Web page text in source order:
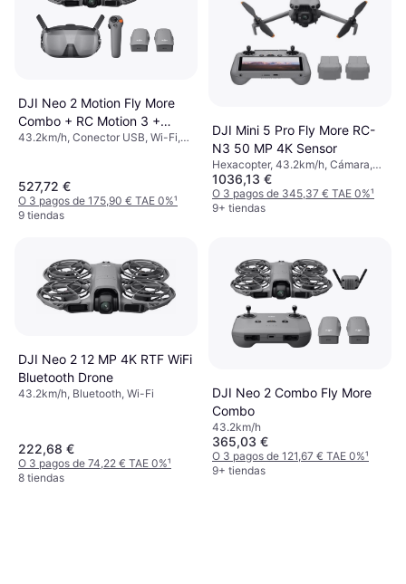
DJI Neo 2 Motion Fly More
Combo + RC Motion 3 +
Goggles N3
43.2km/h, Conector USB, Wi-Fi,
527,72 €
O 3 pagos de 175,90 € TAE 0%¹
9 tiendas
DJI Mini 5 Pro Fly More RC-
N3 50 MP 4K Sensor
Hexacopter, 43.2km/h, Cámara,
Soporte de cardán, Soporte para
cámara, Wi-Fi, GPS, Bluetooth
1036,13 €
O 3 pagos de 345,37 € TAE 0%¹
9+ tiendas
DJI Neo 2 12 MP 4K RTF WiFi
Bluetooth Drone
43.2km/h, Bluetooth, Wi-Fi
222,68 €
O 3 pagos de 74,22 € TAE 0%¹
8 tiendas
DJI Neo 2 Combo Fly More
Combo
43.2km/h
365,03 €
O 3 pagos de 121,67 € TAE 0%¹
9+ tiendas